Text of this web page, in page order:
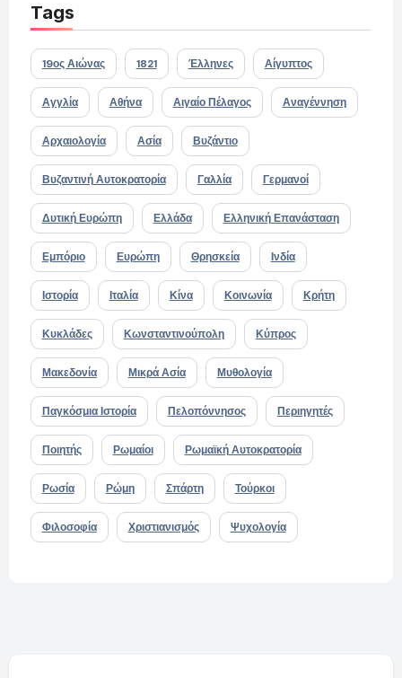
Tags
19ος Αιώνας 1821 Έλληνες Αίγυπτος
Αγγλία Αθήνα Αιγαίο Πέλαγος Αναγέννηση
Αρχαιολογία Ασία Βυζάντιο
Βυζαντινή Αυτοκρατορία Γαλλία Γερμανοί
Δυτική Ευρώπη Ελλάδα Ελληνική Επανάσταση
Εμπόριο Ευρώπη Θρησκεία Ινδία
Ιστορία Ιταλία Κίνα Κοινωνία Κρήτη
Κυκλάδες Κωνσταντινούπολη Κύπρος
Μακεδονία Μικρά Ασία Μυθολογία
Παγκόσμια Ιστορία Πελοπόννησος Περιηγητές
Ποιητής Ρωμαίοι Ρωμαϊκή Αυτοκρατορία
Ρωσία Ρώμη Σπάρτη Τούρκοι
Φιλοσοφία Χριστιανισμός Ψυχολογία